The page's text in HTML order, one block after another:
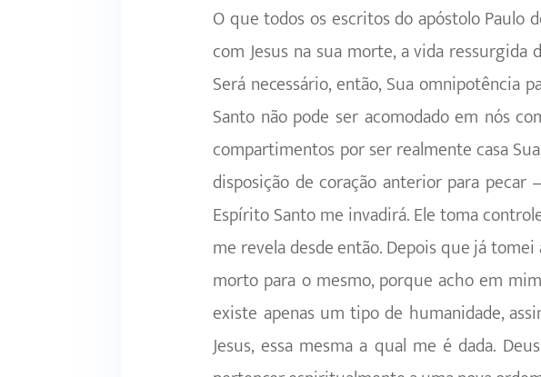
O que todos os escritos do apóstolo
com Jesus na sua morte, a vida ressurgida
Será necessário, então, Sua omnipotência
Santo não pode ser acomodado em nós
compartimentos por ser realmente casa
disposição de coração anterior para
Espírito Santo me invadirá. Ele toma
me revela desde então. Depois que já
morto para o mesmo, porque acho em
existe apenas um tipo de humanidade,
Jesus, essa mesma a qual me é dada.